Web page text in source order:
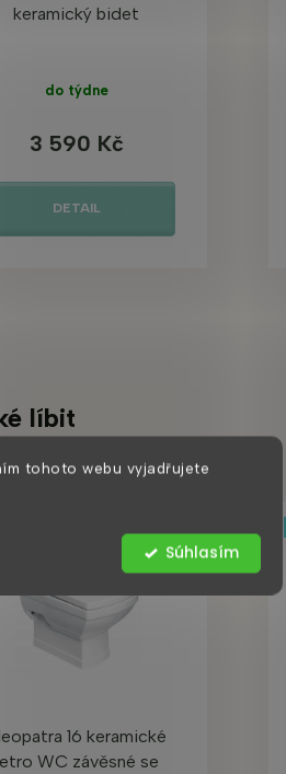
tohoto webu vyjadřujete
Súhlasím
keramický bidet
do týdne
3 590 Kč
DETAIL
líbit
16 keramické
WC závěsné se